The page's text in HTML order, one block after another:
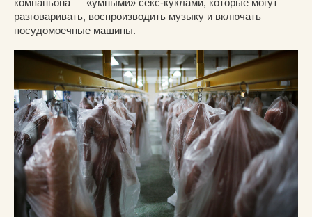
компаньона — «умными» секс-куклами, которые могут
разговаривать, воспроизводить музыку и включать
посудомоечные машины.